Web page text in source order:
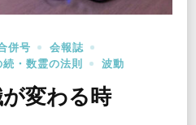
併号
会報誌
・数霊の法則
波動
変わる時